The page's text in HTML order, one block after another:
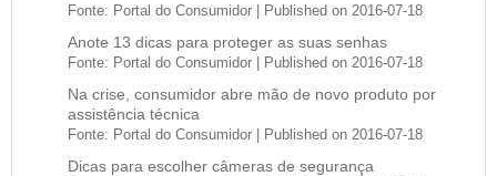
Fonte: Portal do Consumidor Published on 2016-07-18
Anote 13 dicas para proteger as suas senhas
Fonte: Portal do Consumidor Published on 2016-07-18
Na crise, consumidor abre mão de novo produto por
assistência técnica
Fonte: Portal do Consumidor Published on 2016-07-18
Dicas para escolher câmeras de segurança